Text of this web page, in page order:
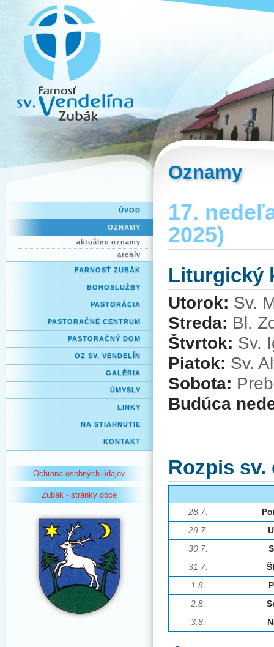
ÚVOD
OZNAMY
aktuálne oznamy
archív
FARNOSŤ ZUBÁK
BOHOSLUŽBY
PASTORÁCIA
PASTORAČNÉ CENTRUM
PASTORAČNÝ DOM
OZ SV. VENDELÍN
GALÉRIA
ÚMYSLY
LINKY
NA STIAHNUTIE
KONTAKT
Ochrana osobných údajov
Zubák - stránky obce
Oznamy
17.
2025)
Liturgický
Utorok: Sv.
Streda: Bl.
Štvrtok: Sv.
Piatok: Sv.
Sobota:
Budúca
Rozpis sv.
28.7.
29.7.
30.7.
31.7.
1.8.
2.8.
3 .8